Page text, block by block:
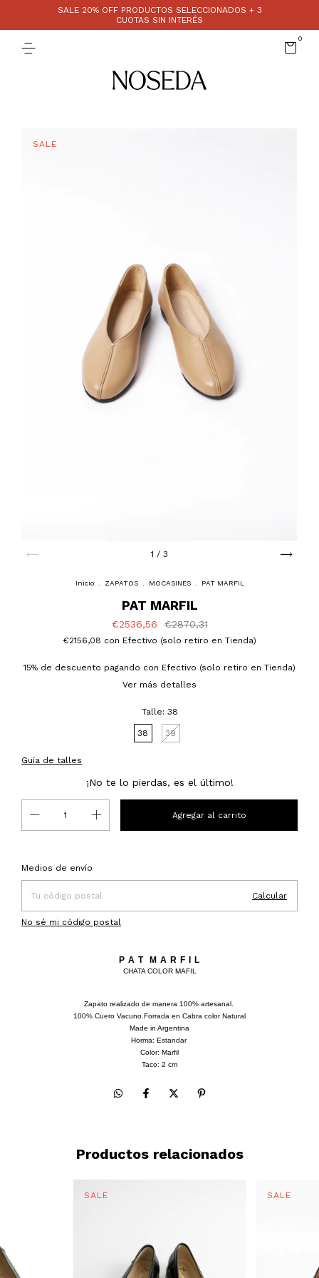
SALE 20% OFF PRODUCTOS SELECCIONADOS + 3
CUOTAS SIN INTERÉS
0
1 / 3
Inicio . ZAPATOS . MOCASINES . PAT MARFIL
PAT MARFIL
€2536,56 €2870,31
€2156,08 con Efectivo (solo retiro en Tienda)
15% de descuento pagando con Efectivo (solo retiro en Tienda)
Ver más detalles
Talle: 38
38 39
Guía de talles
¡No te lo pierdas, es el último!
Entregas para el CP:
Medios de envío
Calcular
No sé mi código postal
P A T M A R F I L
CHATA COLOR MAFIL
Zapato realizado de manera 100% artesanal.
100% Cuero Vacuno.Forrada en Cabra color Natural
Made in Argentina
Horma: Estandar
Color: Marfil
Taco: 2 cm
Productos relacionados